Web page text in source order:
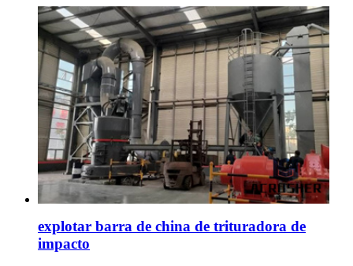
explotar barra de china de trituradora de
impacto